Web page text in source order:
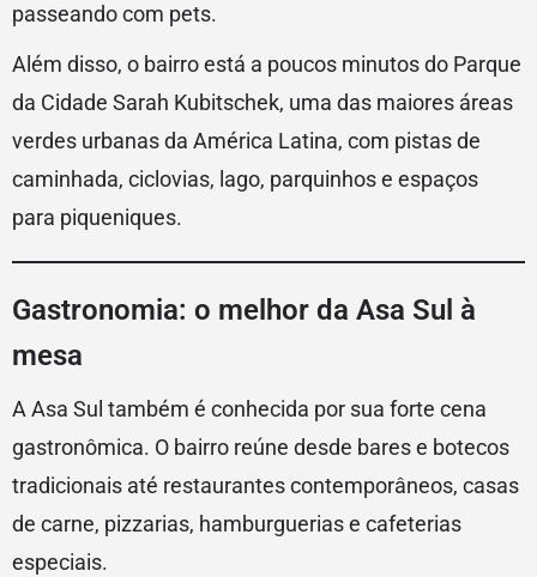
passeando com pets.
Além disso, o bairro está a poucos minutos do Parque
da Cidade Sarah Kubitschek, uma das maiores áreas
verdes urbanas da América Latina, com pistas de
caminhada, ciclovias, lago, parquinhos e espaços
para piqueniques.
Gastronomia: o melhor da Asa Sul à
mesa
A Asa Sul também é conhecida por sua forte cena
gastronômica. O bairro reúne desde bares e botecos
tradicionais até restaurantes contemporâneos, casas
de carne, pizzarias, hamburguerias e cafeterias
especiais.